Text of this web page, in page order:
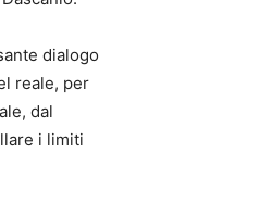
dialogo
reale, per
dal
i limiti